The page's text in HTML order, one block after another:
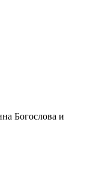
Богослова и